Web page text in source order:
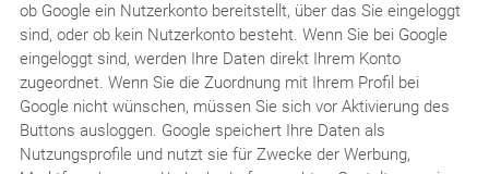
ob Google ein Nutzerkonto bereitstellt, über das Sie eingeloggt
sind, oder ob kein Nutzerkonto besteht. Wenn Sie bei Google
eingeloggt sind, werden Ihre Daten direkt Ihrem Konto
zugeordnet. Wenn Sie die Zuordnung mit Ihrem Profil bei
Google nicht wünschen, müssen Sie sich vor Aktivierung des
Buttons ausloggen. Google speichert Ihre Daten als
Nutzungsprofile und nutzt sie für Zwecke der Werbung,